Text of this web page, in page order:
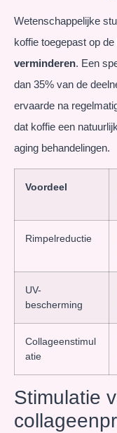
Wetenschappelijke
koffie toegepast op de
verminderen. Een
dan 35% van de
ervaarde na
dat koffie een
aging behandelingen.
Voordeel
Rimpelreductie
UV-
bescherming
Collageenstimul
atie
Stimulatie